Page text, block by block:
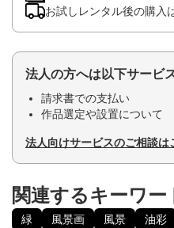
お試しレンタル後の購入
法人の方へは以下サービ
請求書での支払い
作品選定や設置について
法人向けサービスのご相談は
関連するキーワー
緑 風景画 風景 油彩